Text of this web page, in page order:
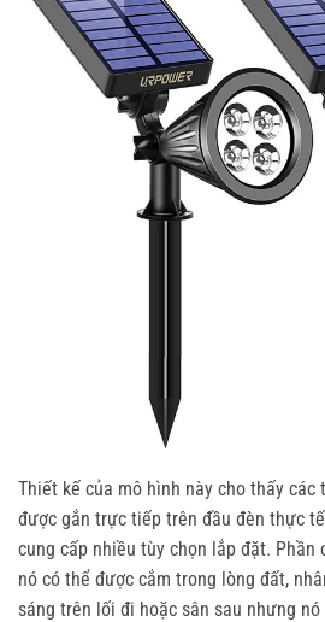
Thiết kế của mô hình này cho thấy
được gắn trực tiếp trên đầu đèn thực
cung cấp nhiều tùy chọn lắp đặt. Phần
nó có thể được cắm trong lòng đất,
sáng trên lối đi hoặc sân sau nhưng